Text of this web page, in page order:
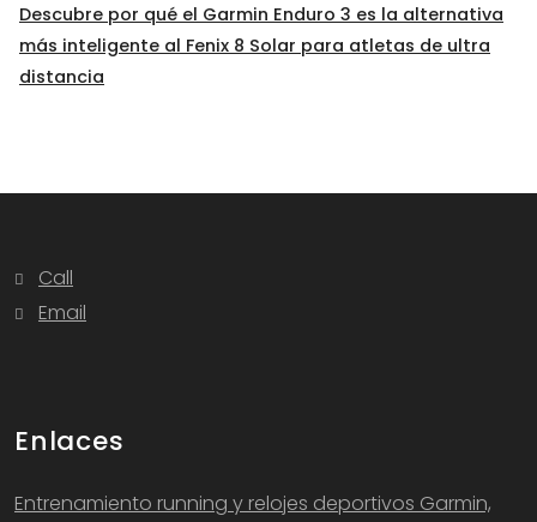
Descubre por qué el Garmin Enduro 3 es la alternativa
más inteligente al Fenix 8 Solar para atletas de ultra
distancia
Call
Email
Enlaces
Entrenamiento running y relojes deportivos Garmin,